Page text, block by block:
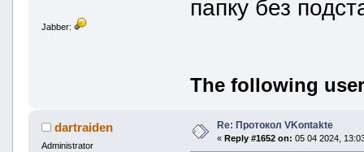
Jabber:
папку без
The following
dartraiden
Administrator
Re: Протокол VKontakte
« Reply #1652 on: 05 04 2024,